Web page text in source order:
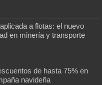
a flotas: el nuevo
en minería y transporte
de hasta 75% en
navideña